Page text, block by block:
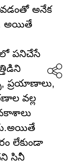
అనేక
అయితే
పనిచేసే
ప్రయాణాలు,
వల్ల
లేకుండా
సినీ